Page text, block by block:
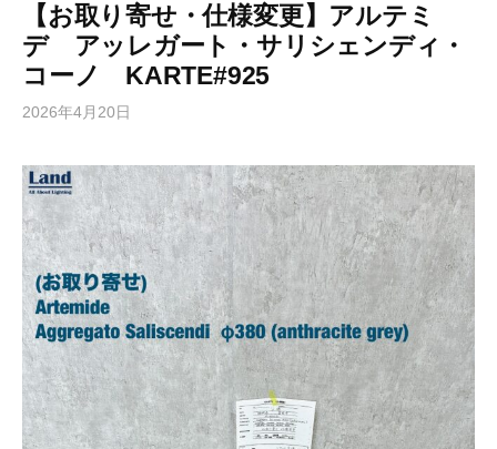
【お取り寄せ・仕様変更】アルテミ
デ アッレガート・サリシェンディ・
コーノ KARTE#925
2026年4月20日